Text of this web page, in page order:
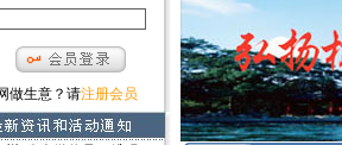
做生意？请注册会员